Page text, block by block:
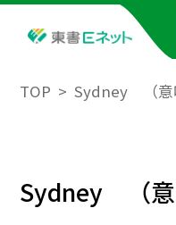
TOP Sydney （意
Sydney （意